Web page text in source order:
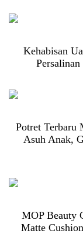
Kehabisan
Potret Terbaru
Asuh Anak,
MOP Beauty
Matte